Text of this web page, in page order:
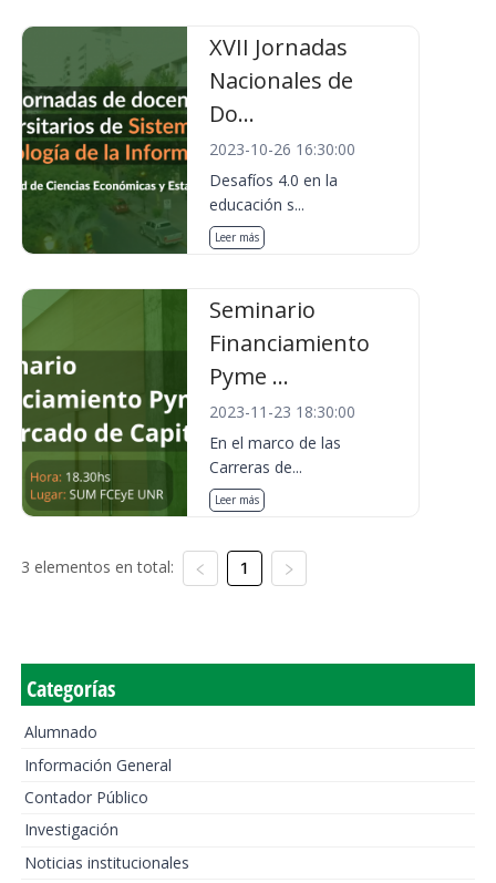
XVII Jornadas
Nacionales de
Do...
2023-10-26 16:30:00
Desafíos 4.0 en la
educación s...
Leer más
Seminario
Financiamiento
Pyme ...
2023-11-23 18:30:00
En el marco de las
Carreras de...
Leer más
3 elementos en total: 1
Categorías
Alumnado
Información General
Contador Público
Investigación
Noticias institucionales